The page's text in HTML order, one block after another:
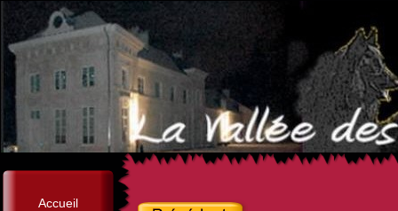
Accueil